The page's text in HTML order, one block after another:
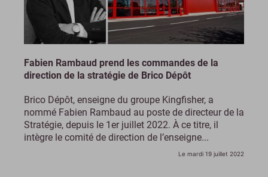
Fabien Rambaud prend les commandes de la
direction de la stratégie de Brico Dépôt
Brico Dépôt, enseigne du groupe Kingfisher, a
nommé Fabien Rambaud au poste de directeur de la
Stratégie, depuis le 1er juillet 2022. À ce titre, il
intègre le comité de direction de l’enseigne...
Le mardi 19 juillet 2022